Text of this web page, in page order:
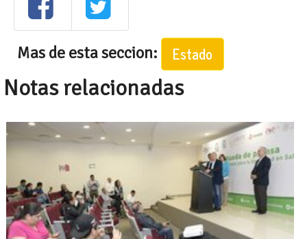
Mas de esta seccion: Estado
Notas relacionadas